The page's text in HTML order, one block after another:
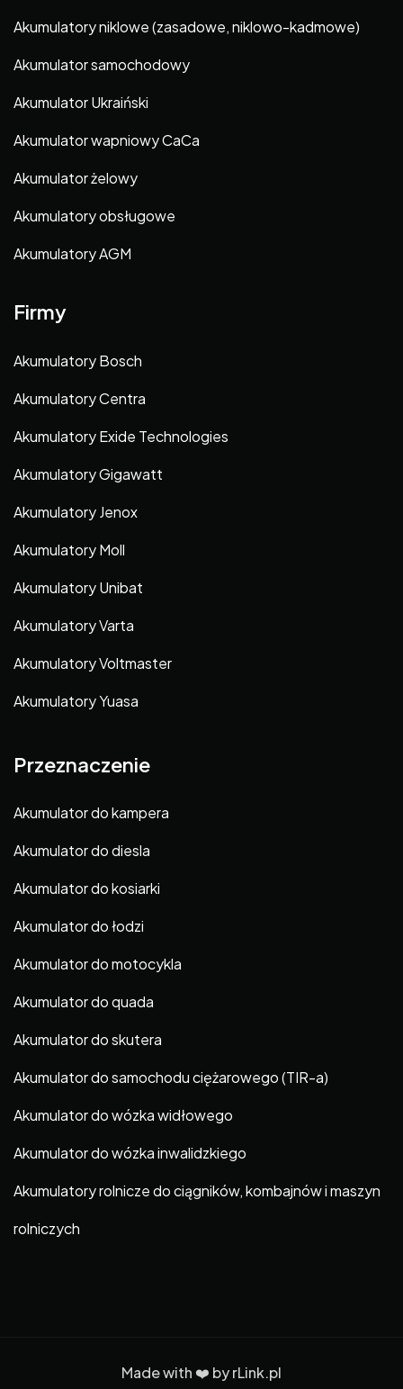
Akumulatory niklowe (zasadowe, niklowo-kadmowe)
Akumulator samochodowy
Akumulator Ukraiński
Akumulator wapniowy CaCa
Akumulator żelowy
Akumulatory obsługowe
Akumulatory AGM
Firmy
Akumulatory Bosch
Akumulatory Centra
Akumulatory Exide Technologies
Akumulatory Gigawatt
Akumulatory Jenox
Akumulatory Moll
Akumulatory Unibat
Akumulatory Varta
Akumulatory Voltmaster
Akumulatory Yuasa
Przeznaczenie
Akumulator do kampera
Akumulator do diesla
Akumulator do kosiarki
Akumulator do łodzi
Akumulator do motocykla
Akumulator do quada
Akumulator do skutera
Akumulator do samochodu ciężarowego (TIR-a)
Akumulator do wózka widłowego
Akumulator do wózka inwalidzkiego
Akumulatory rolnicze do ciągników, kombajnów i maszyn
rolniczych
Made with ❤️ byrLink.pl